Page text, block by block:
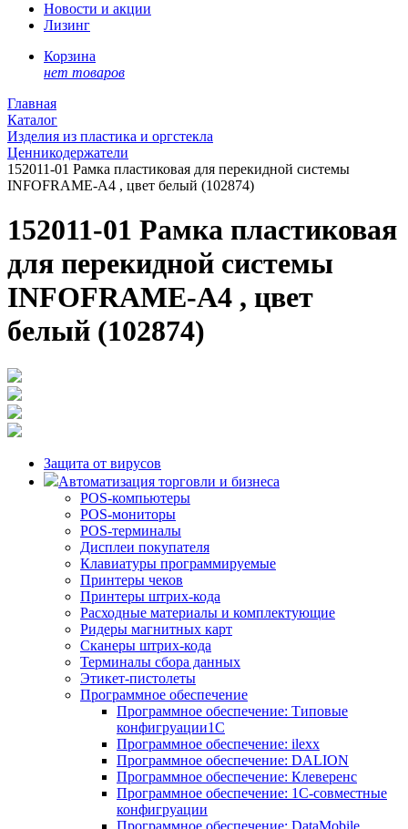
Новости и акции
Лизинг
Корзина
нет товаров
Главная
Каталог
Изделия из пластика и оргстекла
Ценникодержатели
152011-01 Рамка пластиковая для перекидной системы
INFOFRAME-A4 , цвет белый (102874)
152011-01 Рамка пластиковая
для перекидной системы
INFOFRAME-A4 , цвет
белый (102874)
Защита от вирусов
Автоматизация торговли и бизнеса
POS-компьютеры
POS-мониторы
POS-терминалы
Дисплеи покупателя
Клавиатуры программируемые
Принтеры чеков
Принтеры штрих-кода
Расходные материалы и комплектующие
Ридеры магнитных карт
Сканеры штрих-кода
Терминалы сбора данных
Этикет-пистолеты
Программное обеспечение
Программное обеспечение: Типовые
конфигруации1С
Программное обеспечение: ilexx
Программное обеспечение: DALION
Программное обеспечение: Клеверенс
Программное обеспечение: 1С-совместные
конфигруации
Программное обеспечение: DataMobile